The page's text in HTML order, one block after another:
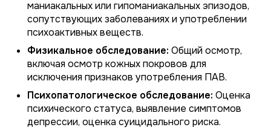
маниакальных или гипоманиакальных эпизодов,
сопутствующих заболеваниях и употреблении
психоактивных веществ.
Физикальное обследование: Общий осмотр,
включая осмотр кожных покровов для
исключения признаков употребления ПАВ.
Психопатологическое обследование: Оценка
психического статуса, выявление симптомов
депрессии, оценка суицидального риска.